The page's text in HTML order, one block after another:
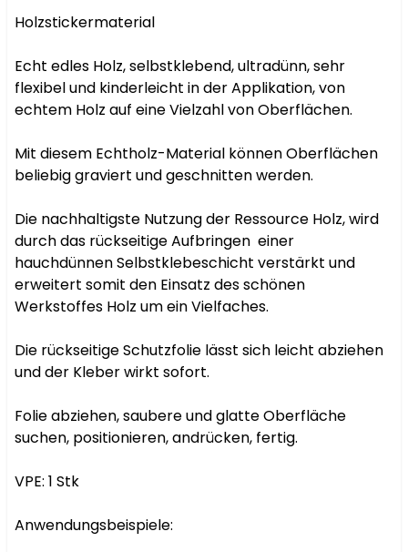
Holzstickermaterial
Echt edles Holz, selbstklebend, ultradünn, sehr
flexibel und kinderleicht in der Applikation, von
echtem Holz auf eine Vielzahl von Oberflächen.
Mit diesem Echtholz-Material können Oberflächen
beliebig graviert und geschnitten werden.
Die nachhaltigste Nutzung der Ressource Holz, wird
durch das rückseitige Aufbringen  einer
hauchdünnen Selbstklebeschicht verstärkt und
erweitert somit den Einsatz des schönen
Werkstoffes Holz um ein Vielfaches.
Die rückseitige Schutzfolie lässt sich leicht abziehen
und der Kleber wirkt sofort.
Folie abziehen, saubere und glatte Oberfläche
suchen, positionieren, andrücken, fertig.
VPE: 1 Stk
Anwendungsbeispiele: